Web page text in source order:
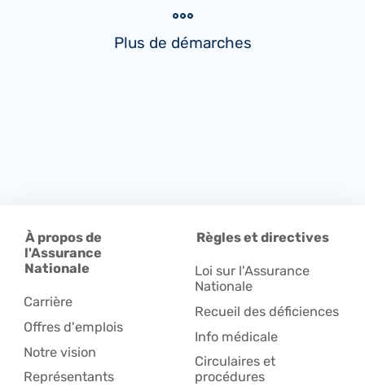
Plus de démarches
À propos de
l'Assurance
Nationale
Carrière
Offres d'emplois
Notre vision
Représentants
Règles et directives
Loi sur l'Assurance
Nationale
Recueil des déficiences
Info médicale
Circulaires et
procédures